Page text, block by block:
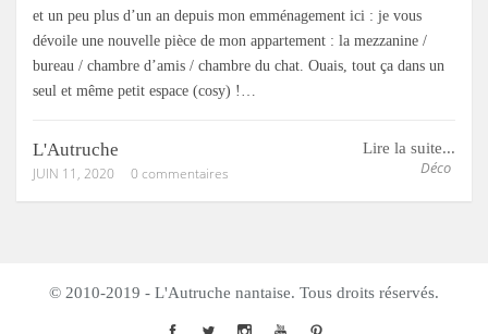
et un peu plus d’un an depuis mon emménagement ici : je vous
dévoile une nouvelle pièce de mon appartement : la mezzanine /
bureau / chambre d’amis / chambre du chat. Ouais, tout ça dans un
seul et même petit espace (cosy) !…
Lire la suite...
Déco
L'Autruche
JUIN 11, 2020 0 commentaires
© 2010-2019 - L'Autruche nantaise. Tous droits réservés.